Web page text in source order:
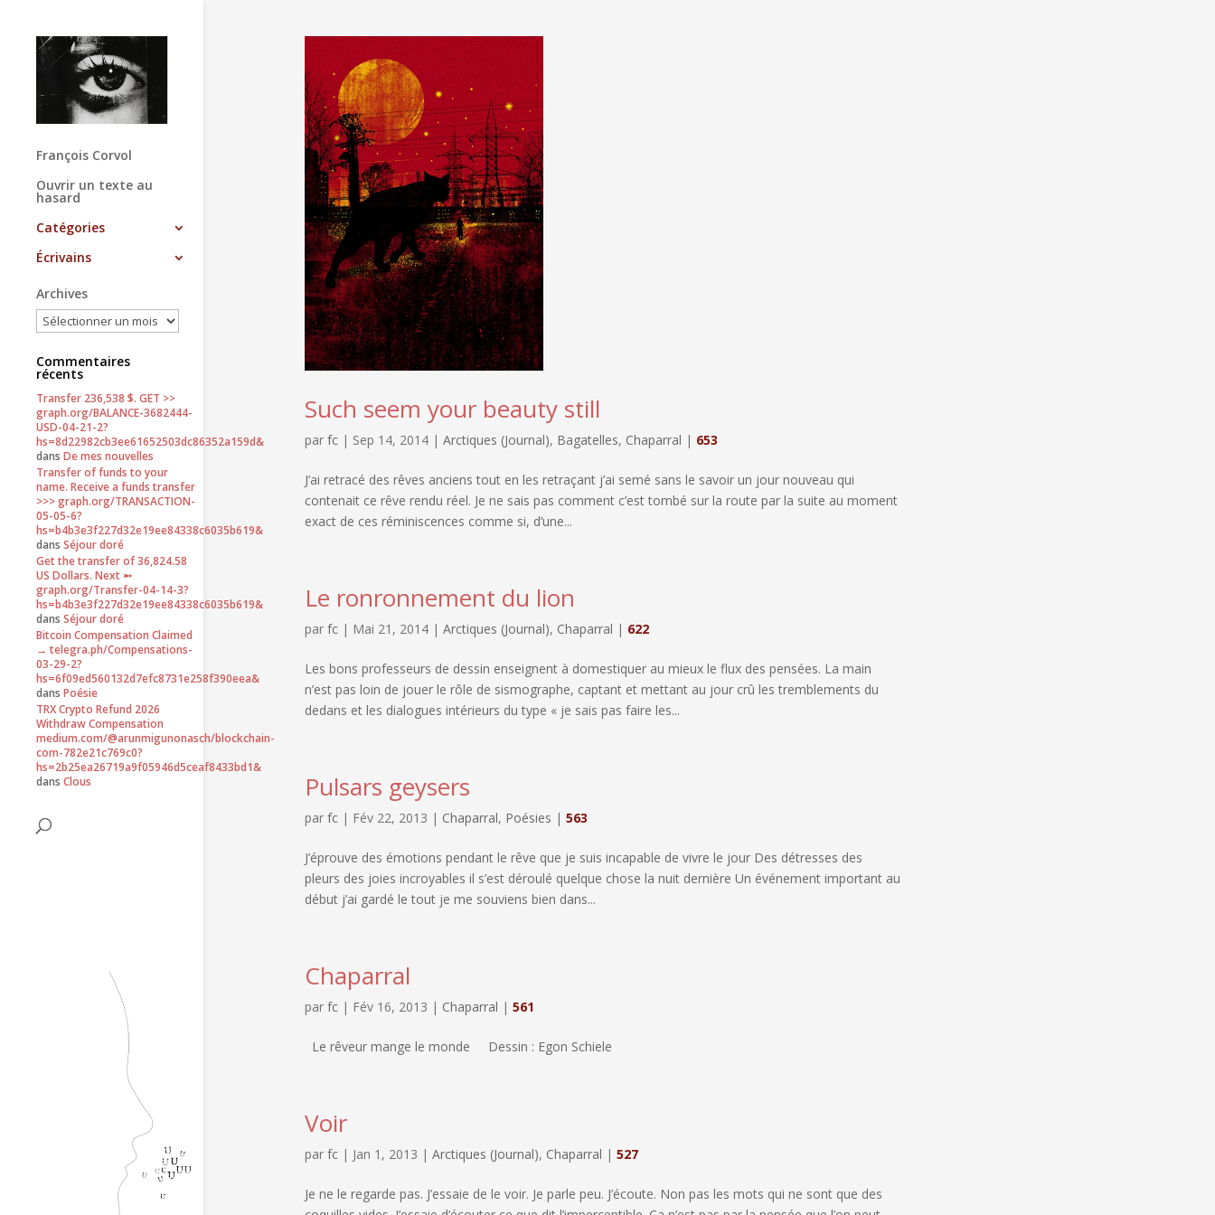
François Corvol
Ouvrir un texte au
hasard
Catégories
Écrivains
Archives
Commentaires
récents
Transfer 236,538 $. GET >>
graph.org/BALANCE-3682444-
USD-04-21-2?
hs=8d22982cb3ee61652503dc86352a159d&
dans De mes nouvelles
Transfer of funds to your
name. Receive a funds transfer
>>> graph.org/TRANSACTION-
05-05-6?
hs=b4b3e3f227d32e19ee84338c6035b619&
dans Séjour doré
Get the transfer of 36,824.58
US Dollars. Next ➵
graph.org/Transfer-04-14-3?
hs=b4b3e3f227d32e19ee84338c6035b619&
dans Séjour doré
Bitcoin Compensation Claimed
→ telegra.ph/Compensations-
03-29-2?
hs=6f09ed560132d7efc8731e258f390eea&
dans Poésie
TRX Crypto Refund 2026
Withdraw Compensation
medium.com/@arunmigunonasch/blockchain-
com-782e21c769c0?
hs=2b25ea26719a9f05946d5ceaf8433bd1&
dans Clous
Such seem your beauty still
par fc| Sep 14, 2014| Arctiques (Journal), Bagatelles, Chaparral | 653
J’ai retracé des rêves anciens tout en les retraçant j’ai semé sans le savoir un jour nouveau qui
contenait ce rêve rendu réel. Je ne sais pas comment c’est tombé sur la route par la suite au moment
exact de ces réminiscences comme si, d’une...
Le ronronnement du lion
par fc| Mai 21, 2014| Arctiques (Journal), Chaparral | 622
Les bons professeurs de dessin enseignent à domestiquer au mieux le flux des pensées. La main
n’est pas loin de jouer le rôle de sismographe, captant et mettant au jour crû les tremblements du
dedans et les dialogues intérieurs du type « je sais pas faire les...
Pulsars geysers
par fc| Fév 22, 2013 | Chaparral, Poésies | 563
J’éprouve des émotions pendant le rêve que je suis incapable de vivre le jour Des détresses des
pleurs des joies incroyables il s’est déroulé quelque chose la nuit dernière Un événement important au
début j’ai gardé le tout je me souviens bien dans...
Chaparral
par fc| Fév 16, 2013 | Chaparral | 561
Le rêveur mange le monde Dessin : Egon Schiele
Voir
par fc| Jan 1, 2013 | Arctiques (Journal), Chaparral | 527
Je ne le regarde pas. J’essaie de le voir. Je parle peu. J’écoute. Non pas les mots qui ne sont que des